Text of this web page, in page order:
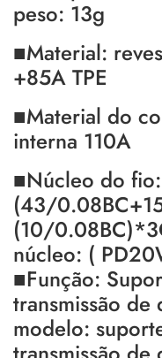
peso: 13g
■Material:
+85A TPE
■Material do
interna 110A
■Núcleo do fio:
(43/
(10/
núcleo: (
■Função:
transmissão
modelo: